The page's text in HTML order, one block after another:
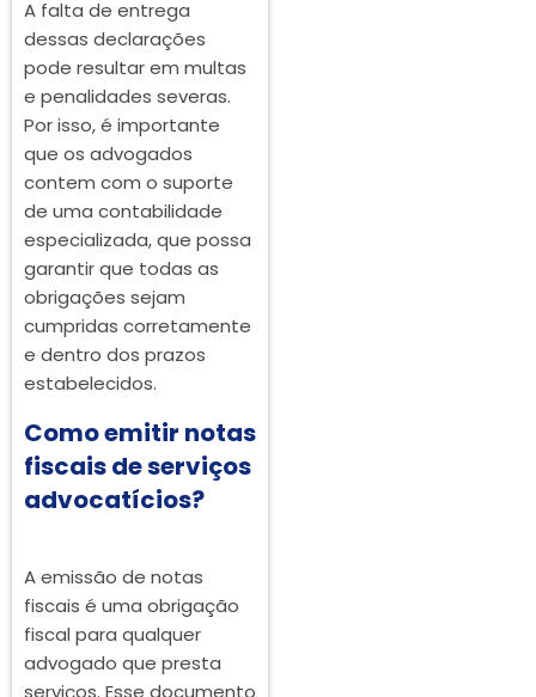
A falta de entrega
dessas declarações
pode resultar em multas
e penalidades severas.
Por isso, é importante
que os advogados
contem com o suporte
de uma contabilidade
especializada, que possa
garantir que todas as
obrigações sejam
cumpridas corretamente
e dentro dos prazos
estabelecidos.
Como emitir notas
fiscais de serviços
advocatícios?
A emissão de notas
fiscais é uma obrigação
fiscal para qualquer
advogado que presta